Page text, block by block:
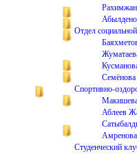
Отдел
Семёнова
Спортивно-
Аблеев
Студенческий